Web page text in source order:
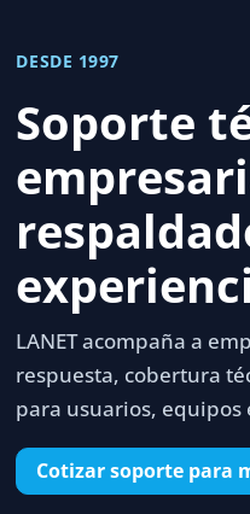
DESDE 1997
Soporte
LANET acompaña a
respuesta, cobertura
para usuarios,
Cotizar soporte para